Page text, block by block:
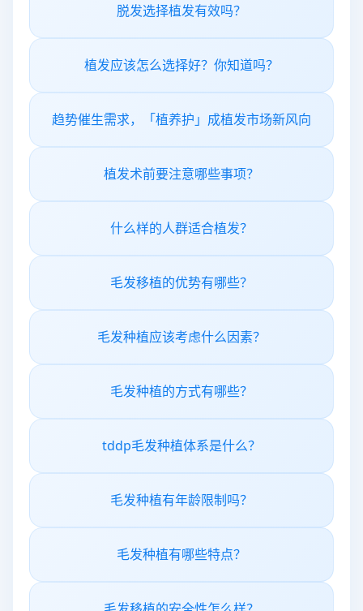
脱发选择植发有效吗？
植发应该怎么选择好？你知道吗？
趋势催生需求，「植养护」成植发市场新风向
植发术前要注意哪些事项？
什么样的人群适合植发？
毛发移植的优势有哪些？
毛发种植应该考虑什么因素？
毛发种植的方式有哪些？
tddp毛发种植体系是什么？
毛发种植有年龄限制吗？
毛发种植有哪些特点？